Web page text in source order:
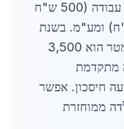
(למשל, 200 ש"ח לק"ג פלדה), עבודה (500 ש"ח
תחבורה (150 ש"ח) ומע"מ. בשנת
2026, מחיר ממוצע לריתוך 5 מטר הוא 3,500
מתקדמת
חיסכון. אפשר
ממוחזרת